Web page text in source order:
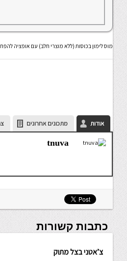
מוס לימון בכוסות (ללא מוצרי חלב) עם אופציה
אודות מתכונים אחרונים
tnuva
כתבות קשורות
צ’אטני בצל מתוק